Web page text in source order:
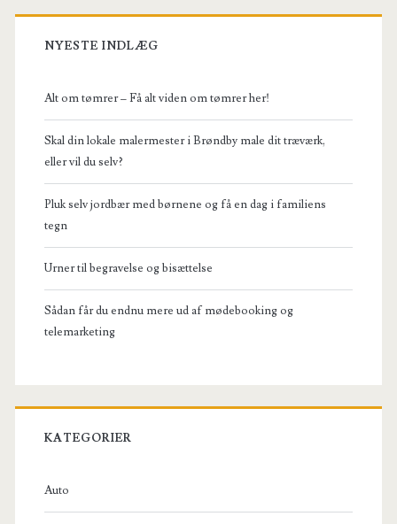
NYESTE INDLÆG
Alt om tømrer – Få alt viden om tømrer her!
Skal din lokale malermester i Brøndby male dit træværk,
eller vil du selv?
Pluk selv jordbær med børnene og få en dag i familiens
tegn
Urner til begravelse og bisættelse
Sådan får du endnu mere ud af mødebooking og
telemarketing
KATEGORIER
Auto